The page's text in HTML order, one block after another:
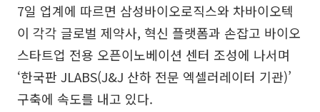
7일 업계에 따르면 삼성바이오로직스와 차바이오텍
이 각각 글로벌 제약사, 혁신 플랫폼과 손잡고 바이오
스타트업 전용 오픈이노베이션 센터 조성에 나서며
‘한국판 JLABS(J&J 산하 전문 엑셀러레이터 기관)’
구축에 속도를 내고 있다.